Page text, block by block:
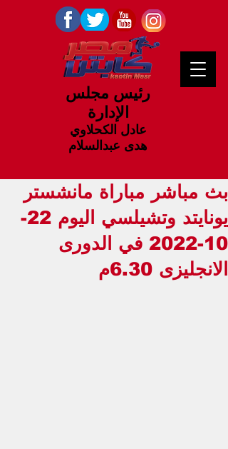
رئيس مجلس
الإدارة
عادل الكحلاوي
هدى عبدالسلام
بث مباشر مباراة مانشستر
يونايتد وتشيلسي اليوم 22-
10-2022 في الدورى
الانجليزى 6.30م